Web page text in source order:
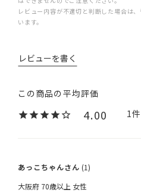
レビュー内容が不適切と判断した場合は
います。
4.00 1
あっこちゃん
1
大阪府 70歳以上 女性
レビューを書く